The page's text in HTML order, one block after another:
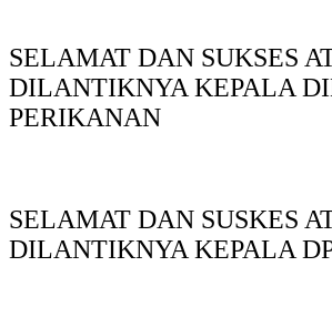
SELAMAT DAN SUKSES
DILANTIKNYA KEPALA
PERIKANAN
SELAMAT DAN SUSKES
DILANTIKNYA KEPALA